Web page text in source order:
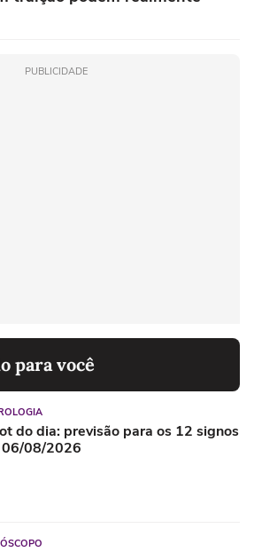
PUBLICIDADE
para você
do dia: previsão para os 12 signos
08/2026